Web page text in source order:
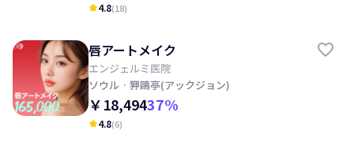
kid_star4.8(18)
唇アートメイク
エンジェルミ医院
ソウル · 狎鷗亭(アックジョン)
￥18,49437%
kid_star4.8(6)